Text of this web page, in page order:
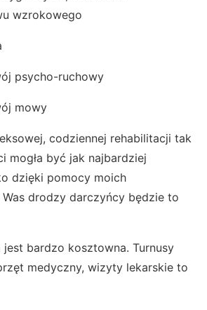
wzrokowego
psycho-ruchowy
mowy
codziennej rehabilitacji tak
mogła być jak najbardziej
dzięki pomocy moich
drodzy darczyńcy będzie to
bardzo kosztowna. Turnusy
medyczny, wizyty lekarskie to